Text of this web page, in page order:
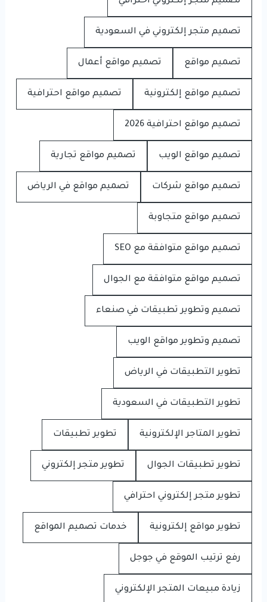
تصميم متجر إلكتروني في السعودية
تصميم مواقع تصميم مواقع أعمال
تصميم مواقع إلكترونية تصميم مواقع احترافية
تصميم مواقع احترافية 2026
تصميم مواقع الويب تصميم مواقع تجارية
تصميم مواقع شركات تصميم مواقع في الرياض
تصميم مواقع متجاوبة
تصميم مواقع متوافقة مع SEO
تصميم مواقع متوافقة مع الجوال
تصميم وتطوير تطبيقات في صنعاء
تصميم وتطوير مواقع الويب
تطوير التطبيقات في الرياض
تطوير التطبيقات في السعودية
تطوير المتاجر الإلكترونية تطوير تطبيقات
تطوير تطبيقات الجوال تطوير متجر إلكتروني
تطوير متجر إلكتروني احترافي
تطوير مواقع إلكترونية خدمات تصميم المواقع
رفع ترتيب الموقع في جوجل
زيادة مبيعات المتجر الإلكتروني